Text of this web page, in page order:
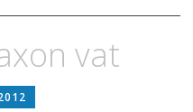
vat